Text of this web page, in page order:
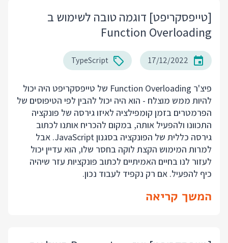
[טייפסקריפט] דוגמה טובה לשימוש ב
Function Overloading
17/12/2022
TypeScript
פיצ'ר Function Overloading של טייפסקריפט היה יכול
להיות ממש מוצלח - הוא היה יכול להבין לפי הטיפוסים של
הפרמטרים בזמן קומפילציה לאיזו גירסה של פונקציה
התכוונו ולהפעיל אותה, במקום להכריח אותנו לכתוב
גירסה כללית של הפונקציה בסגנון JavaScript. אבל
למרות המימוש הקצת לוקה בחסר שלו, הוא עדיין יכול
לעזור לנו בחיים האמיתיים לכתוב פונקציות עזר שיהיה
כיף להפעיל. אם רק נקפיד לעבוד נכון.
המשך קריאה